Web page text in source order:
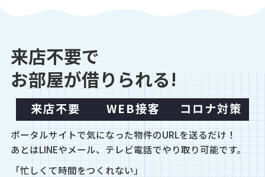
来店不要で
お部屋が借りられる!
来店不要 WEB接客 コロナ対策
ポータルサイトで気になった物件のURLを送るだけ！
あとはLINEやメール、テレビ電話でやり取り可能です。
「忙しくて時間をつくれない」